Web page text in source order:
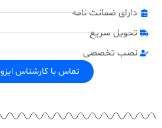
دارای ضمانت نامه
تحویل سریع
نصب تخصصی
تماس با کارشناس